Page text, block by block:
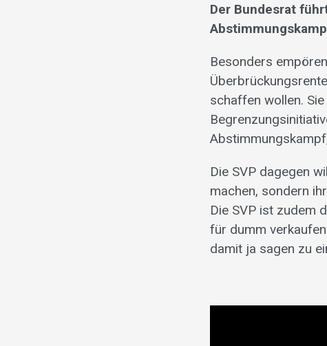
Der Bundesrat
Besonders
schaffen wollen.
Die SVP dagegen
machen, sondern
Die SVP ist zudem
für dumm
damit ja sagen zu